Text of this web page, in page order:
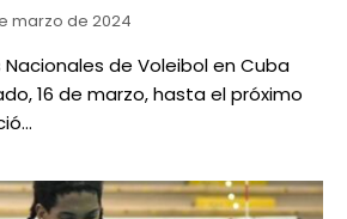
marzo de 2024
de Voleibol en Cuba
16 de marzo, hasta el próximo